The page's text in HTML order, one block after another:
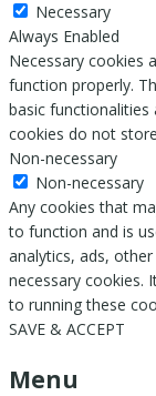
Necessary
Always Enabled
Necessary cookies
function properly.
basic functionalities
cookies do not
Non-necessary
Non-necessary
Any cookies that
to function and is
analytics, ads,
necessary cookies.
to running these
SAVE & ACCEPT
Menu